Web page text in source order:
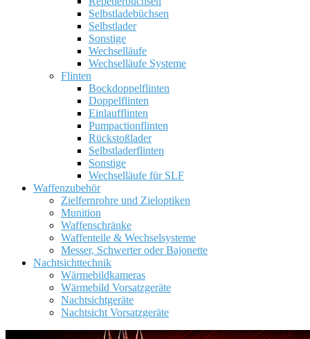
Selbstladebüchsen
Selbstlader
Sonstige
Wechselläufe
Wechselläufe Systeme
Flinten
Bockdoppelflinten
Doppelflinten
Einlaufflinten
Pumpactionflinten
Rückstoßlader
Selbstladerflinten
Sonstige
Wechselläufe für SLF
Waffenzubehör
Zielfernrohre und Zieloptiken
Munition
Waffenschränke
Waffenteile & Wechselsysteme
Messer, Schwerter oder Bajonette
Nachtsichttechnik
Wärmebildkameras
Wärmebild Vorsatzgeräte
Nachtsichtgeräte
Nachtsicht Vorsatzgeräte